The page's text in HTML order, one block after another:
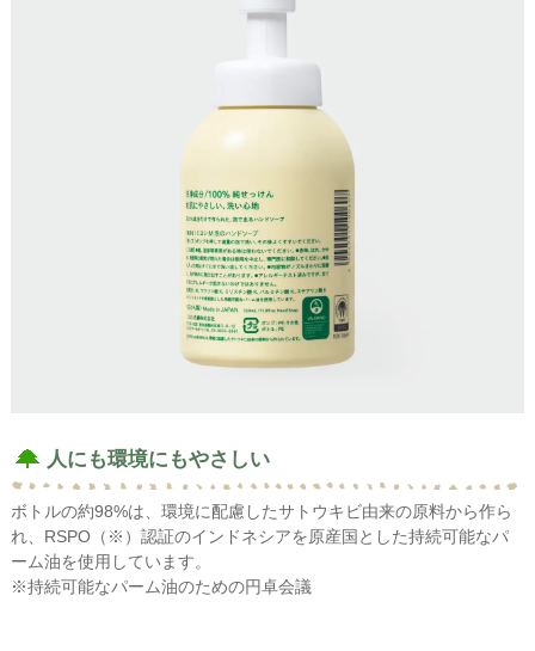
人にも環境にもやさしい
ボトルの約98%は、環境に配慮したサトウキビ由来の原料から作ら
れ、RSPO（※）認証のインドネシアを原産国とした持続可能なパ
ーム油を使用しています。
※持続可能なパーム油のための円卓会議